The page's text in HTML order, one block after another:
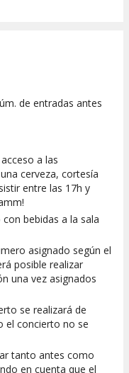
de entradas antes
a las
cerveza, cortesía
entre las 17h y
bebidas a la sala
asignado según el
posible realizar
una vez asignados
se realizará de
el concierto no se
tanto antes como
en cuenta que el